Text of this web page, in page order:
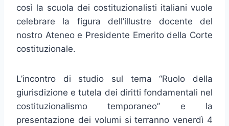
così la scuola dei costituzionalisti italiani vuole
celebrare la figura dell’illustre docente del
nostro Ateneo e Presidente Emerito della Corte
costituzionale.
L’incontro di studio sul tema “Ruolo della
giurisdizione e tutela dei diritti fondamentali nel
costituzionalismo temporaneo” e la
presentazione dei volumi si terranno venerdì 4